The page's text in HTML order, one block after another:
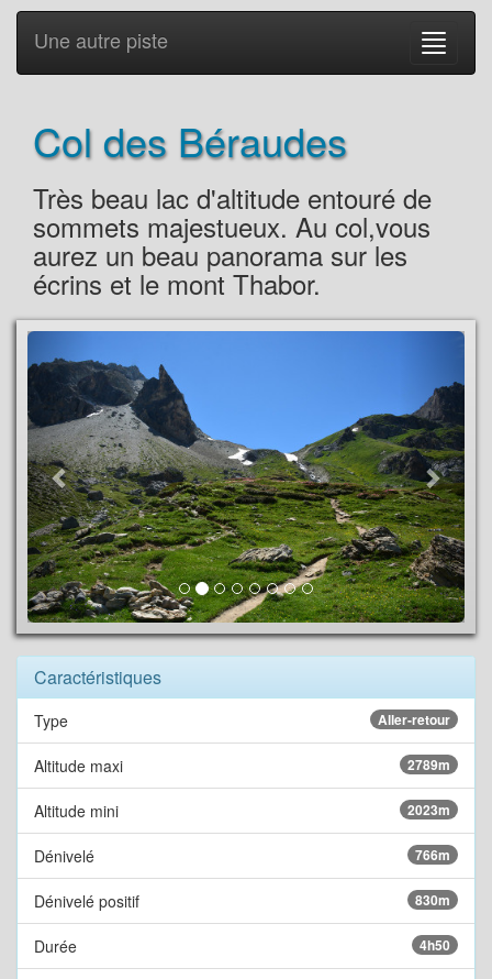
Une autre piste
Col des Béraudes
Très beau lac d'altitude entouré de
sommets majestueux. Au col,vous
aurez un beau panorama sur les
écrins et le mont Thabor.
Caractéristiques
Type Aller-retour
Altitude maxi 2789m
Altitude mini 2023m
Dénivelé 766m
Dénivelé positif 830m
Durée 4h50